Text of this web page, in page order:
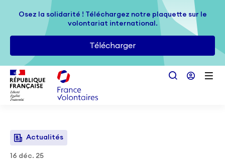
Passer au contenu principal
Osez la solidarité ! Téléchargez notre plaquette sur le
volontariat international.
Télécharger
Osez la solidarité ! Téléchargez notre plaquette sur le
volontariat international.
Télécharger
Actualités
16 déc. 25